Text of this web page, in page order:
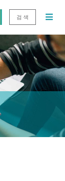
검 색